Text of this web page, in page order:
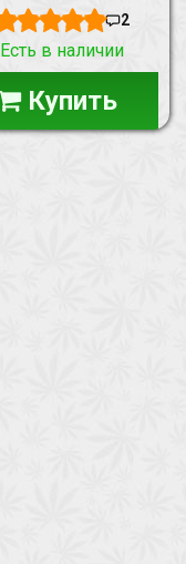
2
Есть в наличии
Купить